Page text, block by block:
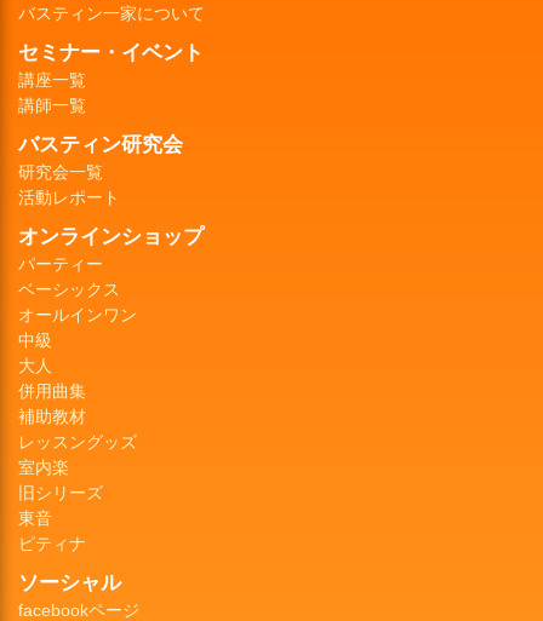
バスティン一家について
セミナー・イベント
講座一覧
講師一覧
バスティン研究会
研究会一覧
活動レポート
オンラインショップ
パーティー
ベーシックス
オールインワン
中級
大人
併用曲集
補助教材
レッスングッズ
室内楽
旧シリーズ
東音
ピティナ
ソーシャル
facebookページ